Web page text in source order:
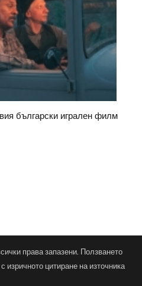
български игрален филм
права запазени. Ползването
изричното цитиране на източника